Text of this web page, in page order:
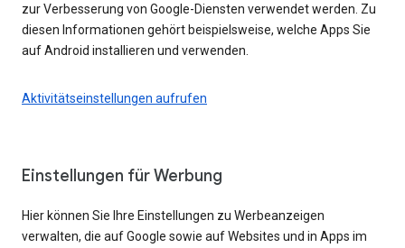
zur Verbesserung von Google-Diensten verwendet werden. Zu
diesen Informationen gehört beispielsweise, welche Apps Sie
auf Android installieren und verwenden.
Aktivitätseinstellungen aufrufen
Einstellungen für Werbung
Hier können Sie Ihre Einstellungen zu Werbeanzeigen
verwalten, die auf Google sowie auf Websites und in Apps im